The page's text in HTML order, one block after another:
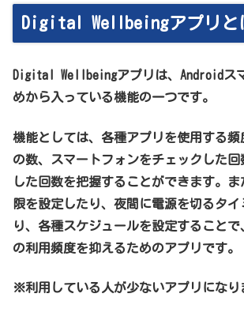
Digital Wellbeingアプリと
Digital Wellbeingアプリは、Androidス
めから入っている機能の一つです。
機能としては、各種アプリを使用する
の数、スマートフォンをチェックした
した回数を把握することができます。ま
限を設定したり、夜間に電源を切るタ
り、各種スケジュールを設定すること
の利用頻度を抑えるためのアプリです。
※利用している人が少ないアプリになり